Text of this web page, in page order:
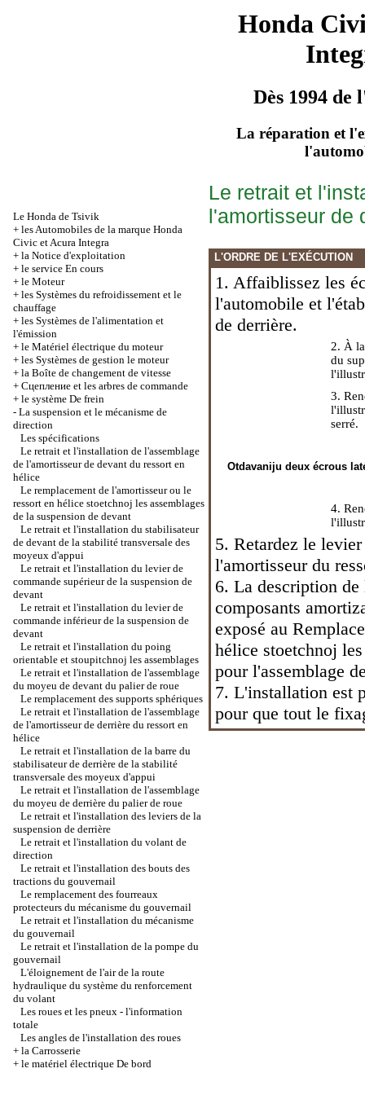
Honda
Dès 1994 de
La réparation et
Le Honda de Tsivik
+ les Automobiles de la marque Honda
Civic et Acura Integra
+ la Notice d'exploitation
+ le service En cours
+ le Moteur
+ les Systèmes du refroidissement et le
chauffage
+ les Systèmes de l'alimentation et
l'émission
+ le Matériel électrique du moteur
+ les Systèmes de gestion le moteur
+ la Boîte de changement de vitesse
+ Cцепление et les arbres de commande
+ le système De frein
- La suspension et le mécanisme de
direction
Les spécifications
Le retrait et l'installation de l'assemblage
de l'amortisseur de devant du ressort en
hélice
Le remplacement de l'amortisseur ou le
ressort en hélice stoetchnoj les assemblages
de la suspension de devant
Le retrait et l'installation du stabilisateur
de devant de la stabilité transversale des
moyeux d'appui
Le retrait et l'installation du levier de
commande supérieur de la suspension de
devant
Le retrait et l'installation du levier de
commande inférieur de la suspension de
devant
Le retrait et l'installation du poing
orientable et stoupitchnoj les assemblages
Le retrait et l'installation de l'assemblage
du moyeu de devant du palier de roue
Le remplacement des supports sphériques
Le retrait et l'installation de l'assemblage
de l'amortisseur de derrière du ressort en
hélice
Le retrait et l'installation de la barre du
stabilisateur de derrière de la stabilité
transversale des moyeux d'appui
Le retrait et l'installation de l'assemblage
du moyeu de derrière du palier de roue
Le retrait et l'installation des leviers de la
suspension de derrière
Le retrait et l'installation du volant de
direction
Le retrait et l'installation des bouts des
tractions du gouvernail
Le remplacement des fourreaux
protecteurs du mécanisme du gouvernail
Le retrait et l'installation du mécanisme
du gouvernail
Le retrait et l'installation de la pompe du
gouvernail
L'éloignement de l'air de la route
hydraulique du système du renforcement
du volant
Les roues et les pneux - l'information
totale
Les angles de l'installation des roues
+ la Carrosserie
+ le matériel électrique De bord
Le retrait et
l'amortisseur de
L'ORDRE DE L'EXÉCUTION
1. Affaiblissez les
l'automobile et
de derrière.
2. À
du
3.
serré.
Otdavaniju deux écrous
4.
5. Retardez le
l'amortisseur du
6. La description
composants
exposé au
hélice stoetchnoj
pour l'assemblage
7. L'installation est
pour que tout le